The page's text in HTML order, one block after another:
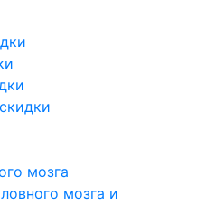
мозга
мозга и